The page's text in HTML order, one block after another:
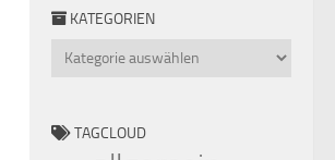
KATEGORIEN
TAGCLOUD